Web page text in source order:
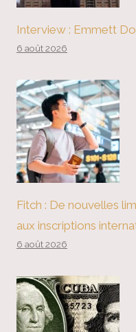
Interview : Emmett
6 août 2026
Fitch : De nouvelles
aux inscriptions
6 août 2026